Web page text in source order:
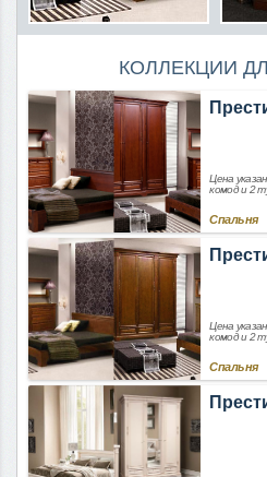
КОЛЛЕКЦИИ
Цена
комод и 2
Спальня
Цена
комод и 2
Спальня